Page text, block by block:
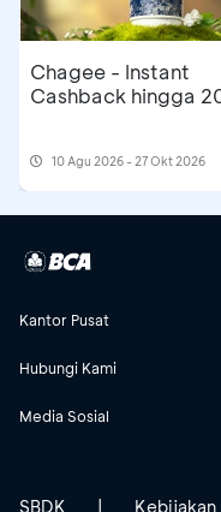
Chagee - Instant
Cashback hingga
10 Agu 2026 - 27 Okt 2026
Kantor Pusat
Hubungi Kami
Media Sosial
SBDK Kebijakan